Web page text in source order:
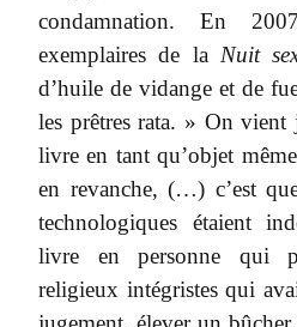
condamnation. En
exemplaires de la Nuit
d’huile de vidange et de
les prêtres rata. » On vient
livre en tant qu’objet
en revanche, (…) c’est
technologiques étaient
livre en personne qui
religieux intégristes qui